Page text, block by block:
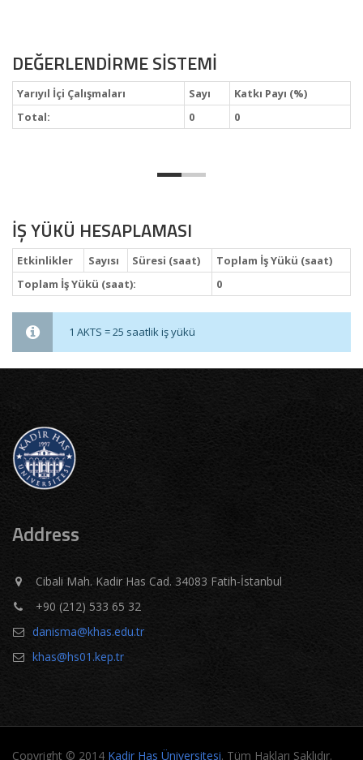
DEĞERLENDİRME SİSTEMİ
Yarıyıl İçi Çalışmaları Sayı
Katkı Payı (%)
Total:
0 0
İŞ YÜKÜ HESAPLAMASI
Etkinlikler Sayısı Süresi (saat)
Toplam İş Yükü (saat)
Toplam İş Yükü (saat):
0
1 AKTS = 25 saatlik iş yükü
Address
Cibali Mah. Kadir Has Cad. 34083 Fatih-İstanbul
+90 (212) 533 65 32
danisma@khas.edu.tr
khas@hs01.kep.tr
Copyright © 2014 Kadir Has Üniversitesi. Tüm Hakları Saklıdır.